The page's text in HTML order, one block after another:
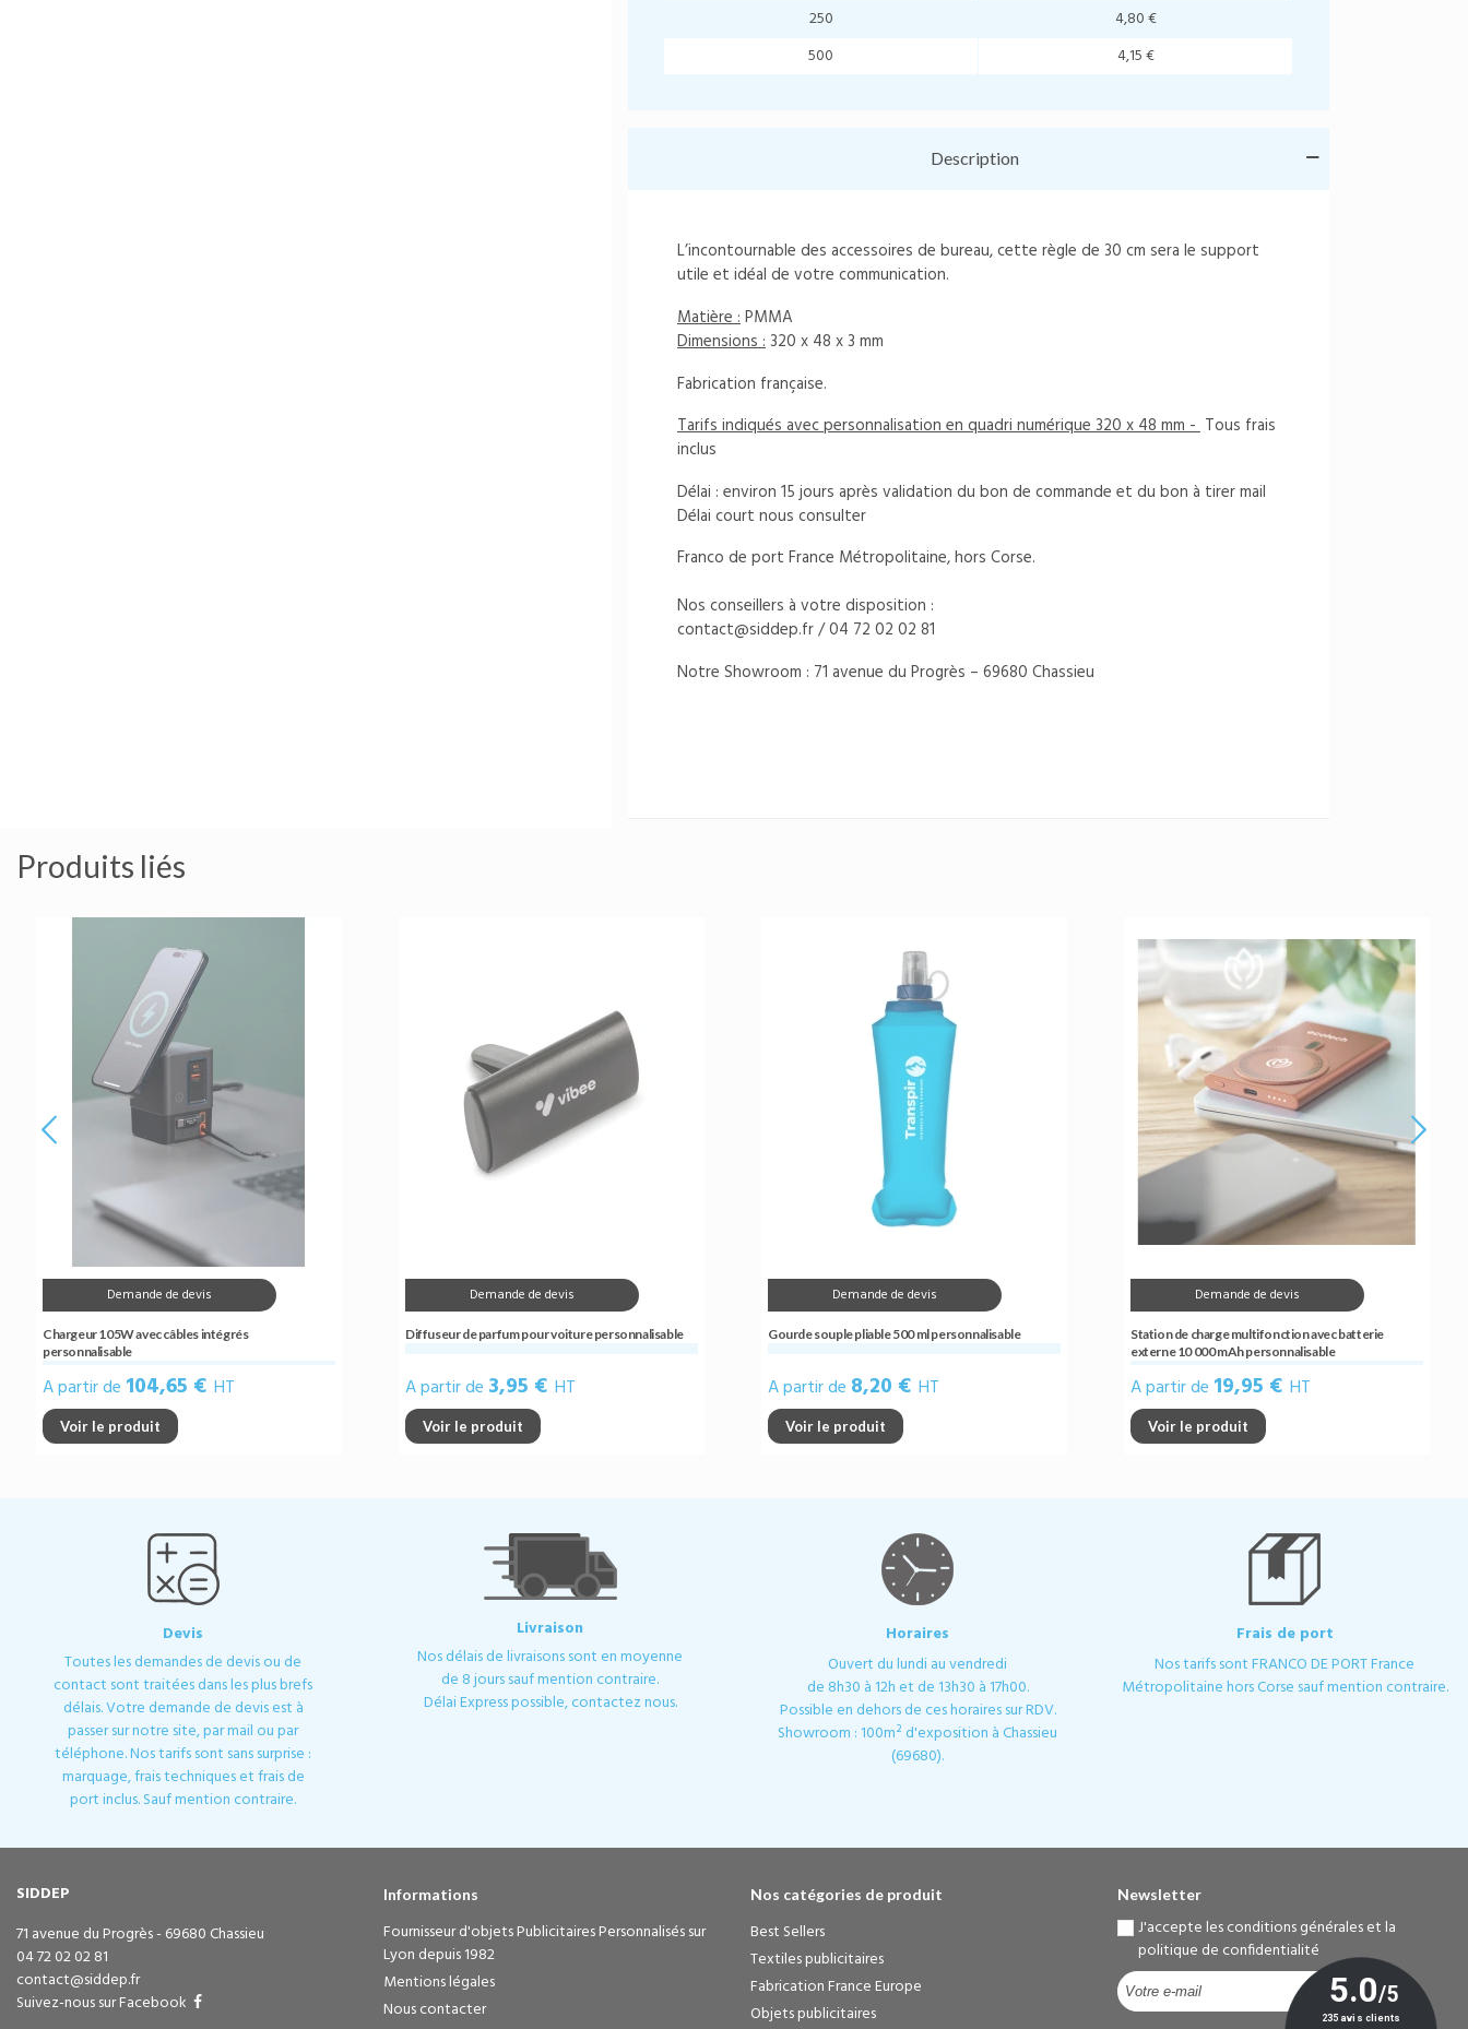
250
4,80 €
500
4,15 €
Description
L’incontournable des accessoires de bureau, cette règle de 30 cm sera le support
utile et idéal de votre communication.
Matière :PMMA
Dimensions :320 x 48 x 3 mm
Fabrication française.
Tarifs indiqués avec personnalisation en quadri numérique 320 x 48 mm -Tous frais
inclus
Délai : environ 15 jours après validation du bon de commande et du bon à tirer mail
Délai court nous consulter
Franco de port France Métropolitaine, hors Corse.
Nos conseillers à votre disposition :
contact@siddep.fr/ 04 72 02 02 81
Notre Showroom : 71 avenue du Progrès – 69680 Chassieu
Produits liés
Demande de devis
Chargeur 105W avec câbles intégrés
personnalisable
A partir de 104,65 € HT
Voir le produit
Demande de devis
Diffuseur de parfum pour voiture personnalisable
A partir de 3,95 € HT
Voir le produit
Demande de devis
Gourde souple pliable 500 ml personnalisable
A partir de 8,20 € HT
Voir le produit
Demande de devis
Station de charge multifonction avec batterie
externe 10 000 mAh personnalisable
A partir de 19,95 € HT
Voir le produit
Devis
Toutes les demandes de devis ou de
contact sont traitées dans les plus brefs
délais. Votre demande de devis est à
passer sur notre site, par mail ou par
téléphone. Nos tarifs sont sans surprise :
marquage, frais techniques et frais de
port inclus. Sauf mention contraire.
Livraison
Nos délais de livraisons sont en moyenne
de 8 jours sauf mention contraire.
Délai Express possible, contactez nous.
Horaires
Ouvert du lundi au vendredi
de 8h30 à 12h et de 13h30 à 17h00.
Possible en dehors de ces horaires sur RDV.
Showroom : 100m² d'exposition à Chassieu
(69680).
Frais de port
Nos tarifs sont FRANCO DE PORT France
Métropolitaine hors Corse sauf mention contraire.
SIDDEP
71 avenue du Progrès - 69680 Chassieu
04 72 02 02 81
contact@siddep.fr
Suivez-nous sur Facebook
Informations
Fournisseur d'objets Publicitaires Personnalisés sur
Lyon depuis 1982
Mentions légales
Nous contacter
Nos catégories de produit
Best Sellers
Textiles publicitaires
Fabrication France Europe
Objets publicitaires
Newsletter
J'accepte les conditions générales et la
politique de confidentialité